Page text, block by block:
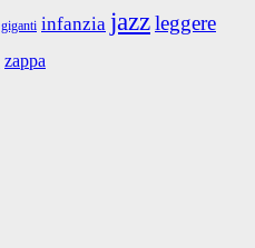
giganti infanzia jazzleggere
zappa